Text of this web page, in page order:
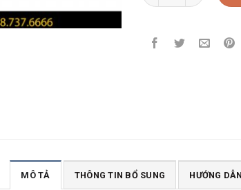
MÔ TẢ THÔNG TIN BỔ SUNG HƯỚNG DẪN